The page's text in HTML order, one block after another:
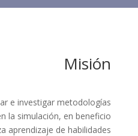
Misión
e investigar metodologías
la simulación, en beneficio
aprendizaje de habilidades